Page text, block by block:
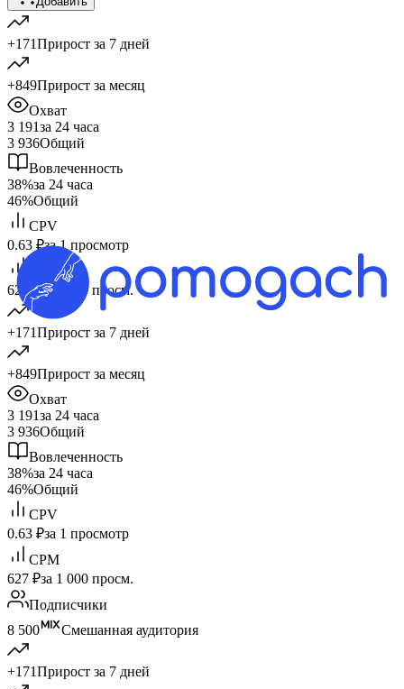
+171Прирост за 7 дней
+849Прирост за месяц
Охват
3 191за 24 часа
3 936Общий
Вовлеченность
38%за 24 часа
46%Общий
CPV
0.63 ₽за 1 просмотр
CPM
627 ₽за 1 000 просм.
+171Прирост за 7 дней
+849Прирост за месяц
Охват
3 191за 24 часа
3 936Общий
Вовлеченность
38%за 24 часа
46%Общий
CPV
0.63 ₽за 1 просмотр
CPM
627 ₽за 1 000 просм.
Подписчики
8 500
Смешанная аудитория
+171Прирост за 7 дней